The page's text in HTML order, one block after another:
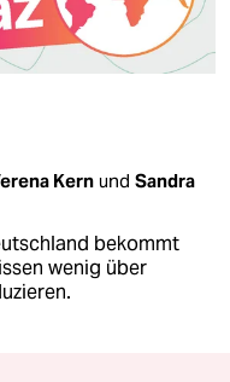
Kern und Sandra
bekommt
wenig über